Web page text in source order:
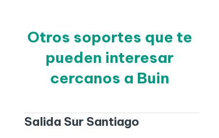
Otros soportes que te
pueden interesar
cercanos a Buin
Salida Sur Santiago